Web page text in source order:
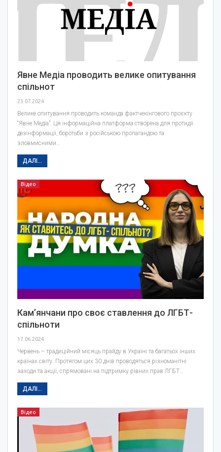
Явне Медіа проводить велике опитування
спільнот
23.07.2024
Велике опитування проводить команда фактчекінгового проєкту
“Явне Медіа”. Ця інформаційна платформа створена для протидії
дезінформації, боротьби з російською пропагандою та
зловмисними…
ДАЛІ...
Відео
Кам’янчани про своє ставлення до ЛГБТ-
спільноти
17.06.2024
Червень – традиційний місяць прайду в Україні та багатьох інших
країнах світу. Протягом цих 30 днів проводяться різноманітні
заходи та акції, спрямовані на підтримку рівних прав ЛГБТ…
ДАЛІ...
Відео